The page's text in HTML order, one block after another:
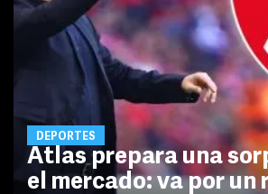
DEPORTES
Atlas prepara una
el mercado: va por un